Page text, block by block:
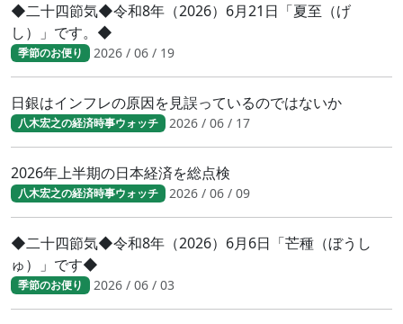
◆二十四節気◆令和8年（2026）6月21日「夏至（げ
し）」です。◆
季節のお便り 2026 / 06 / 19
日銀はインフレの原因を見誤っているのではないか
八木宏之の経済時事ウォッチ 2026 / 06 / 17
2026年上半期の日本経済を総点検
八木宏之の経済時事ウォッチ 2026 / 06 / 09
◆二十四節気◆令和8年（2026）6月6日「芒種（ぼうし
ゅ）」です◆
季節のお便り 2026 / 06 / 03